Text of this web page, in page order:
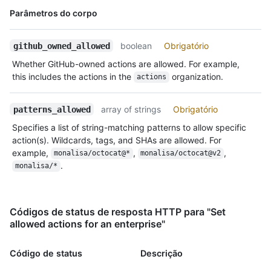
Parâmetros do corpo
Nome,
github_owned_allowed boolean
Obrigatório
Whether GitHub-owned actions are allowed. For example,
this includes the actions in the
actions organization.
patterns_allowed array of strings
Obrigatório
Specifies a list of string-matching patterns to allow specific
action(s). Wildcards, tags, and SHAs are allowed. For
example,
monalisa/octocat@* , monalisa/octocat@v2 ,
monalisa/* .
Códigos de status de resposta HTTP para "Set
allowed actions for an enterprise"
Código de status Descrição